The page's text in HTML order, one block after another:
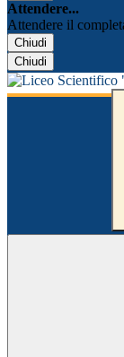
Attendere...
Attendere il
Chiudi
Chiudi